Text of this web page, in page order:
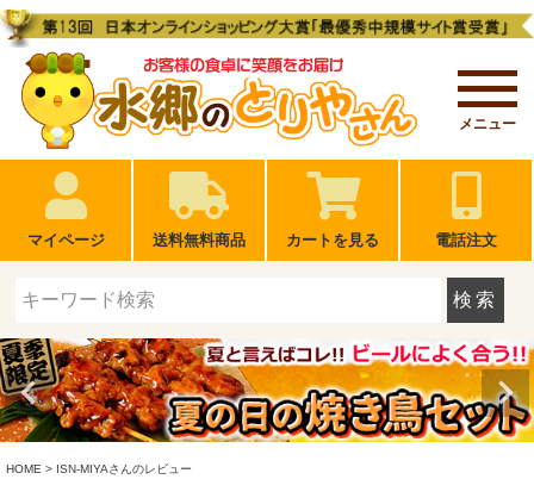
メニュー
マイページ 送料無料商品 カートを見る 電話注文
検索
HOME ISN-MIYAさんのレビュー